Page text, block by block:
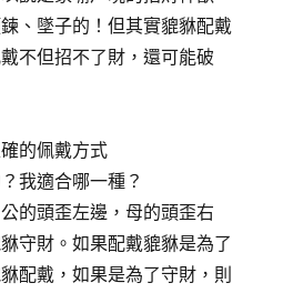
、墜子的！但其實貔貅配戴
不但招不了財，還可能破
的佩戴方式
我適合哪一種？
的頭歪左邊，母的頭歪右
守財。如果配戴貔貅是為了
配戴，如果是為了守財，則